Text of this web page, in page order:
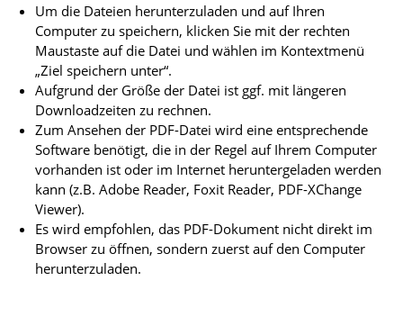
Um die Dateien herunterzuladen und auf Ihren
Computer zu speichern, klicken Sie mit der rechten
Maustaste auf die Datei und wählen im Kontextmenü
„Ziel speichern unter“.
Aufgrund der Größe der Datei ist ggf. mit längeren
Downloadzeiten zu rechnen.
Zum Ansehen der PDF-Datei wird eine entsprechende
Software benötigt, die in der Regel auf Ihrem Computer
vorhanden ist oder im Internet heruntergeladen werden
kann (z.B. Adobe Reader, Foxit Reader, PDF-XChange
Viewer).
Es wird empfohlen, das PDF-Dokument nicht direkt im
Browser zu öffnen, sondern zuerst auf den Computer
herunterzuladen.